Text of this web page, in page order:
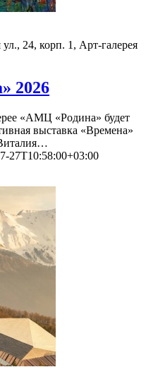
24, корп. 1, Арт-галерея
2026
«АМЦ «Родина» будет
выставка «Времена»
27T10:58:00+03:00